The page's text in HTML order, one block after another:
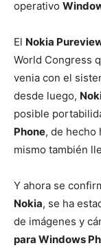
operativo
El Nokia
World Congress
venia con el
desde luego,
posible
Phone, de hecho
mismo también
Y ahora se
Nokia, se ha
de imágenes y
para Windows